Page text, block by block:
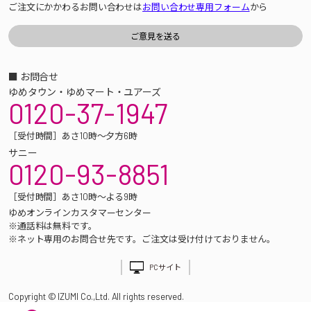
ご注文にかかわるお問い合わせはお問い合わせ専用フォームから
■ お問合せ
ゆめタウン・ゆめマート・ユアーズ
0120-37-1947
［受付時間］あさ10時～夕方6時
サニー
0120-93-8851
［受付時間］あさ10時～よる9時
ゆめオンラインカスタマーセンター
※通話料は無料です。
※ネット専用のお問合せ先です。ご注文は受け付けておりません。
PCサイト
Copyright © IZUMI Co.,Ltd. All rights reserved.